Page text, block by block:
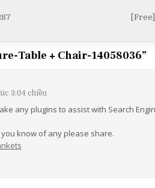
Table + Chair-14058036”
3:04 chiều
any plugins to assist with Search
know of any please share.